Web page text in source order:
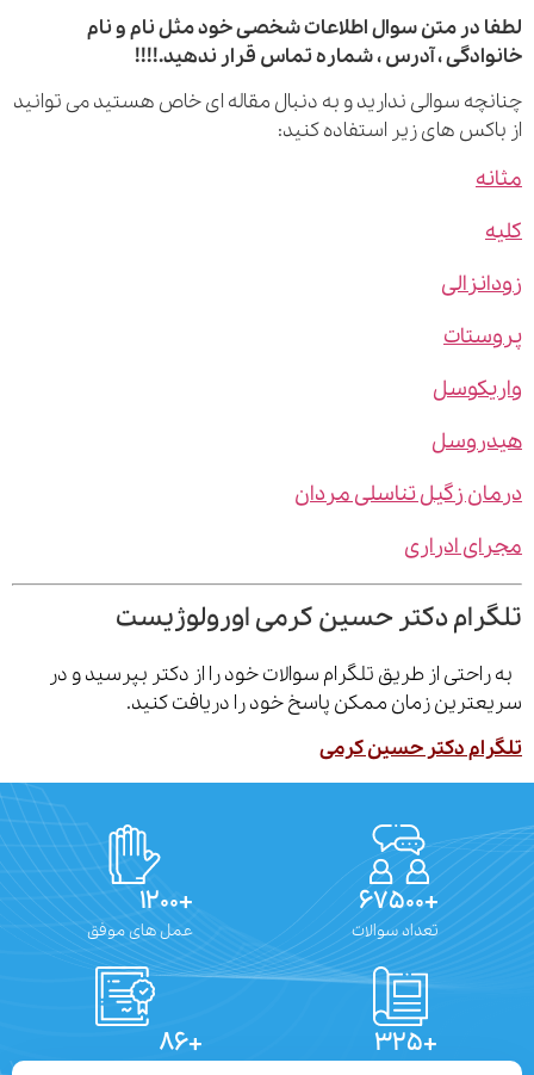
در متن سوال اطلاعات شخصی خود مثل نام و نام
، آدرس ، شماره تماس قرار ندهید.!!!!
سوالی ندارید و به دنبال مقاله ای خاص هستید می توانید
های زیر استفاده کنید:
زگیل تناسلی مردان
ادراری
دکتر حسین کرمی اورولوژیست
از طریق تلگرام سوالات خود را از دکتر بپرسید و در
زمان ممکن پاسخ خود را دریافت کنید.
دکتر حسین کرمی
تعداد سوالات عمل های موفق